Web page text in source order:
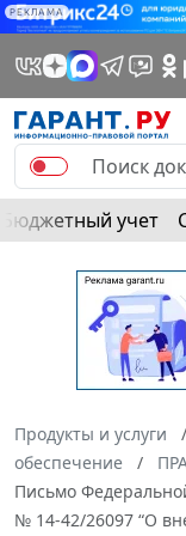
РЕКЛАМА
Бюджетный учет
Продукты и услуги
обеспечение
Письмо
№ 14-42/26097 “О